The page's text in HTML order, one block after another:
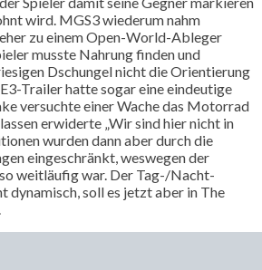
wird. MGS3 wiederum nahm
zu einem Open-World-Ableger
musste Nahrung finden und
Dschungel nicht die Orientierung
Trailer hatte sogar eine eindeutige
versuchte einer Wache das Motorrad
erwiderte „Wir sind hier nicht in
wurden dann aber durch die
eingeschränkt, weswegen der
weitläufig war. Der Tag-/Nacht-
dynamisch, soll es jetzt aber in The